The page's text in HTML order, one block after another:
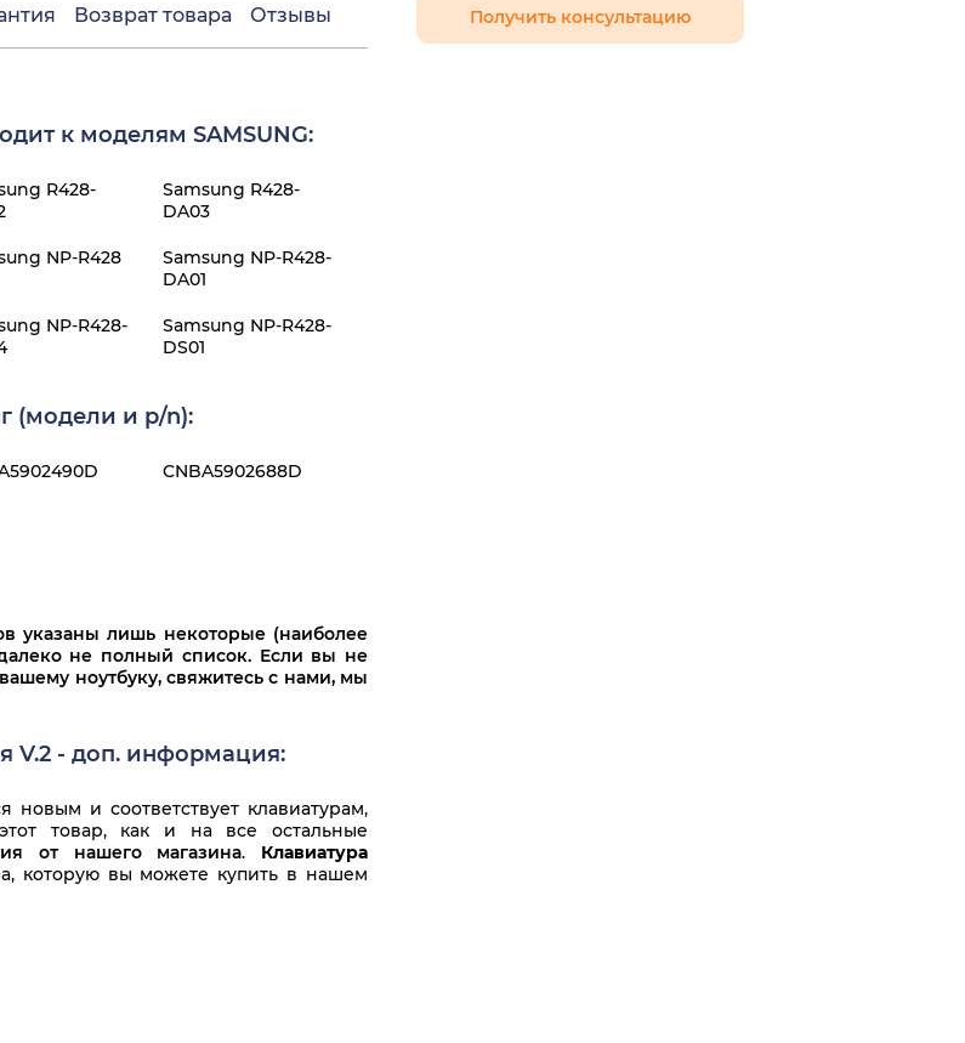
Возврат товара Отзывы
к моделям SAMSUNG:
R428-
Samsung R428-
DA03
NP-R428
Samsung NP-R428-
DA01
NP-R428-
Samsung NP-R428-
DS01
(модели и p/n):
CNBA5902688D
указаны лишь некоторые (наиболее
не полный список. Если вы не
ноутбуку, свяжитесь с нами, мы
V.2 - доп. информация:
и соответствует клавиатурам,
товар, как и на все остальные
от нашего магазина. Клавиатура
которую вы можете купить в нашем
Получить консультацию